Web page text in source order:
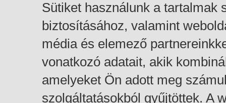
Sütiket használunk a tartalmak
biztosításához, valamint
média és elemező
vonatkozó adatait, akik
amelyeket Ön adott meg
szolgáltatásokból gyűjtöttek. A